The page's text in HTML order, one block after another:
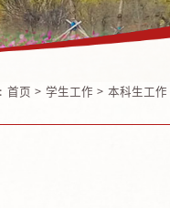
首页 > 学生工作 > 本科生工作